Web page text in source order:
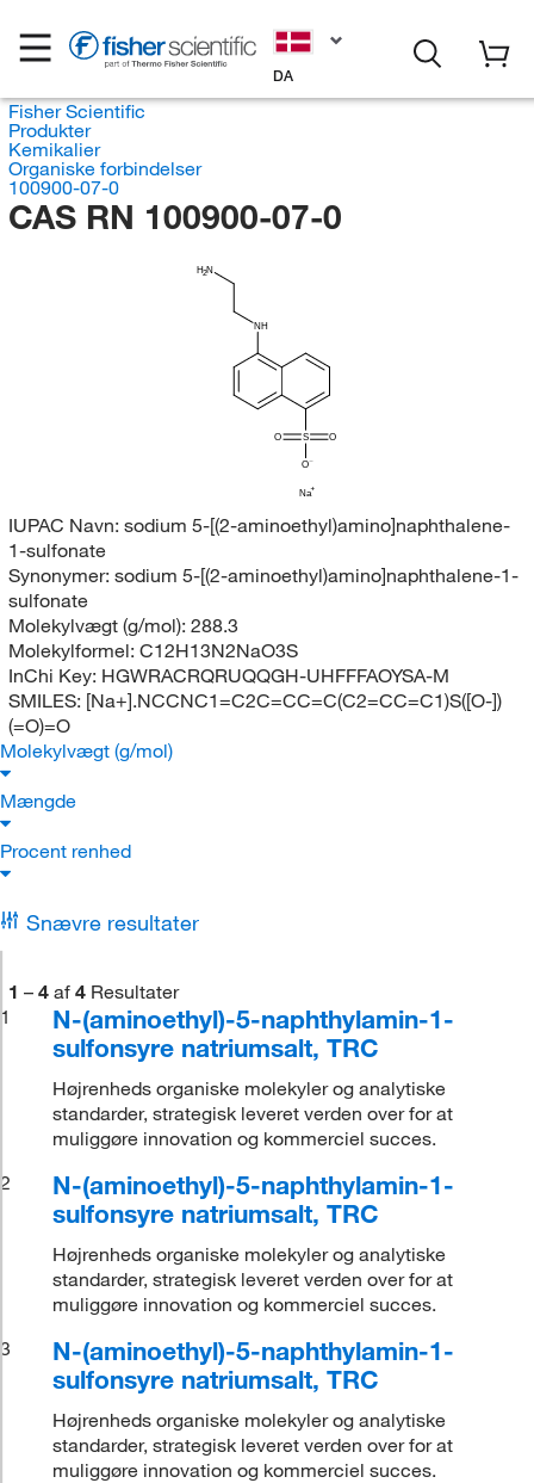
DA
Fisher Scientific
Produkter
Kemikalier
Organiske forbindelser
100900-07-0
CAS RN 100900-07-0
S
O O
O
NH
H2N
Na
IUPAC Navn: sodium 5-[(2-aminoethyl)amino]naphthalene-
1-sulfonate
Synonymer: sodium 5-[(2-aminoethyl)amino]naphthalene-1-
sulfonate
Molekylvægt (g/mol): 288.3
Molekylformel: C12H13N2NaO3S
InChi Key: HGWRACRQRUQQGH-UHFFFAOYSA-M
SMILES: [Na+].NCCNC1=C2C=CC=C(C2=CC=C1)S([O-])
(=O)=O
Molekylvægt (g/mol)
Mængde
Procent renhed
Snævre resultater
1 – 4 af 4 Resultater
1
N-(aminoethyl)-5-naphthylamin-1-
sulfonsyre natriumsalt, TRC
Højrenheds organiske molekyler og analytiske
standarder, strategisk leveret verden over for at
muliggøre innovation og kommerciel succes.
2
N-(aminoethyl)-5-naphthylamin-1-
sulfonsyre natriumsalt, TRC
Højrenheds organiske molekyler og analytiske
standarder, strategisk leveret verden over for at
muliggøre innovation og kommerciel succes.
3
N-(aminoethyl)-5-naphthylamin-1-
sulfonsyre natriumsalt, TRC
Højrenheds organiske molekyler og analytiske
standarder, strategisk leveret verden over for at
muliggøre innovation og kommerciel succes.